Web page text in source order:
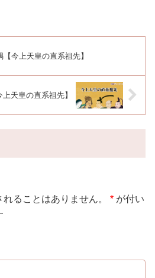
【今上天皇の直系祖先】
天皇の直系祖先】
ることはありません。 * が付い